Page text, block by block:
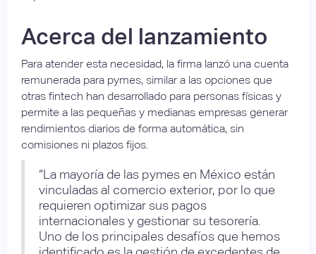
Acerca del lanzamiento
Para atender esta necesidad, la firma lanzó una cuenta
remunerada para pymes, similar a las opciones que
otras fintech han desarrollado para personas físicas y
permite a las pequeñas y medianas empresas generar
rendimientos diarios de forma automática, sin
comisiones ni plazos fijos.
“La mayoría de las pymes en México están
vinculadas al comercio exterior, por lo que
requieren optimizar sus pagos
internacionales y gestionar su tesorería.
Uno de los principales desafíos que hemos